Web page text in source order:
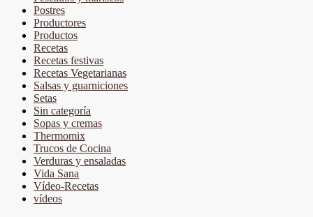
Postres
Productores
Productos
Recetas
Recetas festivas
Recetas Vegetarianas
Salsas y guarniciones
Setas
Sin categoría
Sopas y cremas
Thermomix
Trucos de Cocina
Verduras y ensaladas
Vida Sana
Vídeo-Recetas
vídeos